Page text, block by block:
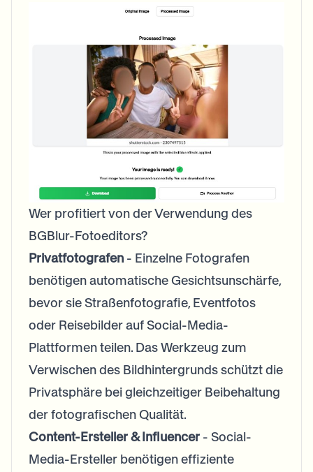
Wer profitiert von der Verwendung des
BGBlur-Fotoeditors?
Privatfotografen - Einzelne Fotografen
benötigen automatische Gesichtsunschärfe,
bevor sie Straßenfotografie, Eventfotos
oder Reisebilder auf Social-Media-
Plattformen teilen. Das Werkzeug zum
Verwischen des Bildhintergrunds schützt die
Privatsphäre bei gleichzeitiger Beibehaltung
der fotografischen Qualität.
Content-Ersteller & Influencer - Social-
Media-Ersteller benötigen effiziente